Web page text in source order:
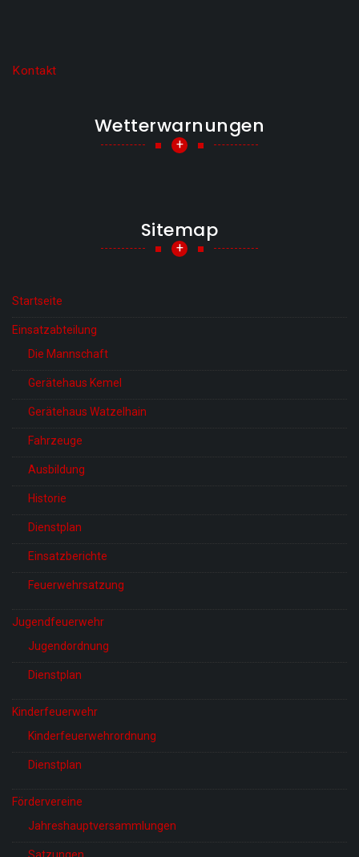
Kontakt
Wetterwarnungen
+
Sitemap
+
Startseite
Einsatzabteilung
Die Mannschaft
Gerätehaus Kemel
Gerätehaus Watzelhain
Fahrzeuge
Ausbildung
Historie
Dienstplan
Einsatzberichte
Feuerwehrsatzung
Jugendfeuerwehr
Jugendordnung
Dienstplan
Kinderfeuerwehr
Kinderfeuerwehrordnung
Dienstplan
Fördervereine
Jahreshauptversammlungen